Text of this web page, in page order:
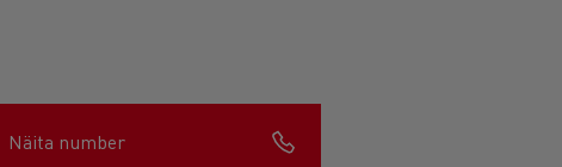
Finansējums un apdrošināšana
Näita number